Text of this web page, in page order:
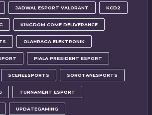
JADWAL ESPORT VALORANT KCD2
KINGDOM COME DELIVERANCE
OLAHRAGA ELEKTRONIK
PIALA PRESIDENT ESPORT
SCENEESPORTS SOROTANESPORTS
TURNAMENT ESPORT
UPDATEGAMING